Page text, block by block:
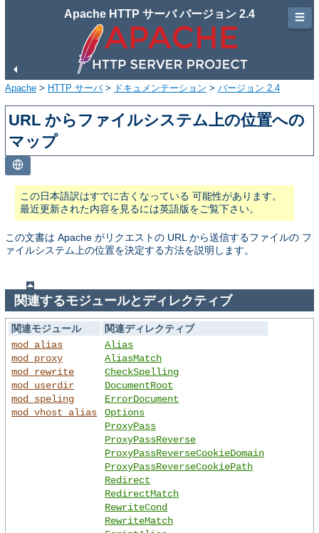
Apache HTTP サーバ バージョン 2.4
Apache > HTTP サーバ> ドキュメンテーション > バージョン 2.4
URL からファイルシステム上の位置への
マップ
この日本語訳はすでに古くなっている 可能性があります。
最近更新された内容を見るには英語版をご覧下さい。
この文書は Apache がリクエストの URL から送信するファイルの フ
ァイルシステム上の位置を決定する方法を説明します。
関連するモジュールとディレクティブ
関連モジュール
関連ディレクティブ
mod_alias
mod_proxy
mod_rewrite
mod_userdir
mod_speling
mod_vhost_alias
Alias
AliasMatch
CheckSpelling
DocumentRoot
ErrorDocument
Options
ProxyPass
ProxyPassReverse
ProxyPassReverseCookieDomain
ProxyPassReverseCookiePath
Redirect
RedirectMatch
RewriteCond
RewriteMatch
☰